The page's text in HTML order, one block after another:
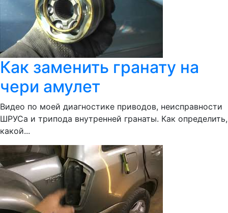
Как заменить гранату на
чери амулет
Видео по моей диагностике приводов, неисправности
ШРУСа и трипода внутренней гранаты. Как определить,
какой...